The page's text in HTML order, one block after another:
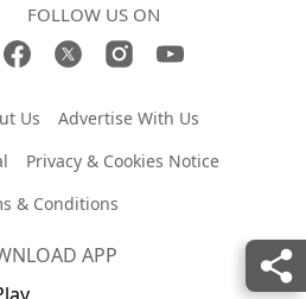
FOLLOW US ON
Us
Advertise With Us
Privacy & Cookies Notice
& Conditions
APP